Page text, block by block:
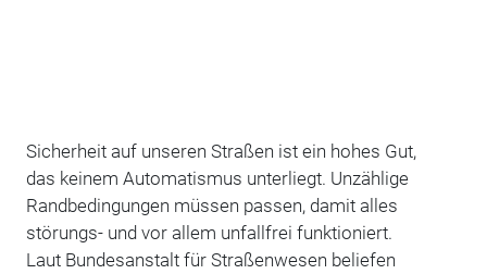
Sicherheit auf unseren Straßen ist ein hohes Gut,
das keinem Automatismus unterliegt. Unzählige
Randbedingungen müssen passen, damit alles
störungs- und vor allem unfallfrei funktioniert.
Laut Bundesanstalt für Straßenwesen beliefen